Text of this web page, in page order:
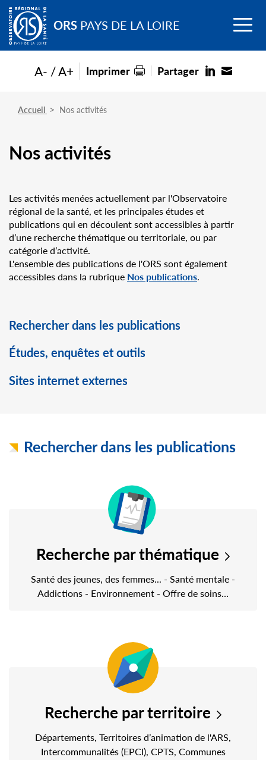
Go to
main
content ORS PAYS DE LA LOIRE Menu
Accueil Nos activités
Nos activités
Les activités menées actuellement par l'Observatoire
régional de la santé, et les principales études et
publications qui en découlent sont accessibles à partir
d’une recherche thématique ou territoriale, ou par
catégorie d’activité.
L'ensemble des publications de l'ORS sont également
accessibles dans la rubrique Nos publications.
Rechercher dans les publications
Études, enquêtes et outils
Sites internet externes
A- A+ Imprimer Partager
Rechercher dans les publications
Recherche par thématique
Santé des jeunes, des femmes... - Santé mentale -
Addictions - Environnement - Offre de soins…
Recherche par territoire
Départements, Territoires d’animation de l'ARS,
Intercommunalités (EPCI), CPTS, Communes